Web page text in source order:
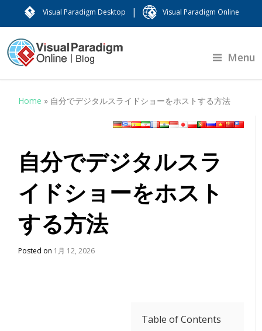
Visual Paradigm Desktop | Visual Paradigm Online
Menu
Home » 自分でデジタルスライドショーをホストする方法
自分でデジタルスラ
イドショーをホスト
する方法
Posted on 1月 12, 2026
Table of Contents